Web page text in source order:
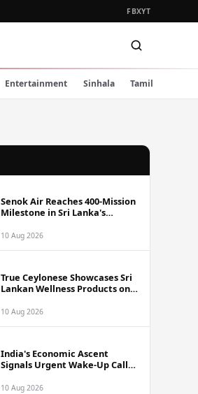
FBXYT
Entertainment Sinhala Tamil
Senok Air Reaches 400-Mission
Milestone in Sri Lanka's
Services
10 Aug 2026
True Ceylonese Showcases Sri
Lankan Wellness Products on
Fancy Food Show
10 Aug 2026
India's Economic Ascent
Signals Urgent Wake-Up Call
10 Aug 2026